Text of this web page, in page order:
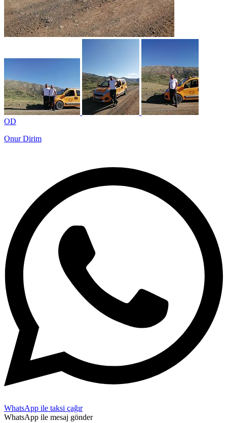
OD
Onur Dirim
WhatsApp ile taksi çağır
WhatsApp ile mesaj gönder